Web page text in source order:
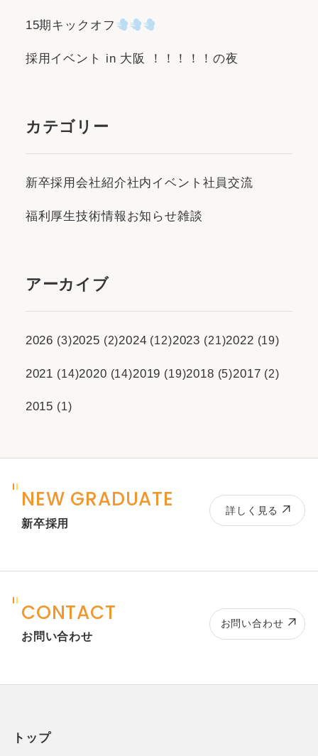
15期キックオフ
採用イベント in 大阪 ！！！！！の夜
カテゴリー
新卒採用会社紹介社内イベント 社員交流
福利厚生技術情報 お知らせ雑談
アーカイブ
2026 (3)2025 (2)2024 (12)2023 (21)2022 (19)
2021 (14)2020 (14)2019 (19)2018 (5)2017 (2)
2015 (1)
NEW GRADUATE
新卒採用
詳しく見る
CONTACT
お問い合わせ
お問い合わせ
トップ